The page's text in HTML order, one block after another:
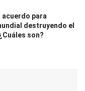
para
destruyendo el
son?